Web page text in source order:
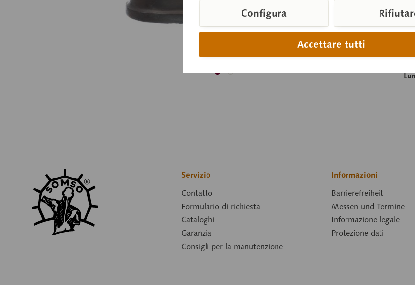
Servizio
Contatto
Formulario di richiesta
Cataloghi
Garanzia
Consigli per la manutenzione
Informazioni
Barrierefreiheit
Messen und Termine
Informazione legale
Protezione dati
Accettare tutti
Configura